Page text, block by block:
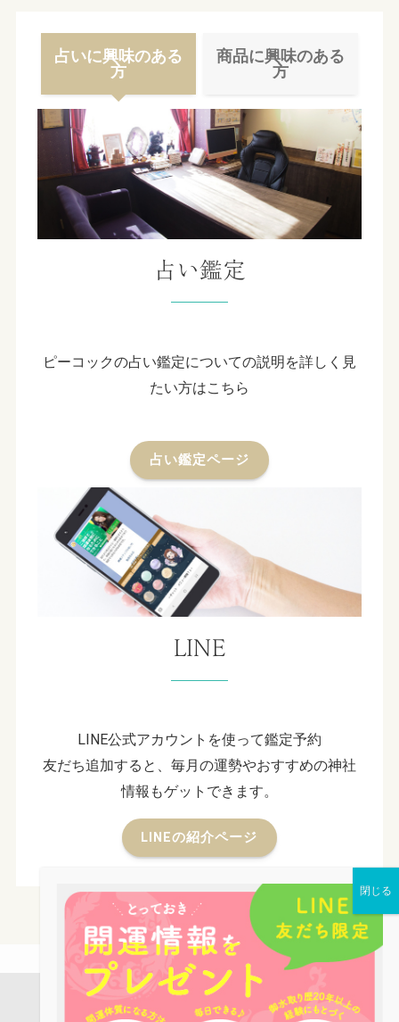
占いに興味のある
方
商品に興味のある
方
占い鑑定
ピーコックの占い鑑定についての説明を詳しく見
たい方はこちら
占い鑑定ページ
LINE
LINE公式アカウントを使って鑑定予約
友だち追加すると、毎月の運勢やおすすめの神社
情報もゲットできます。
LINEの紹介ページ